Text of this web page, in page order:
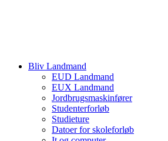
Bliv Landmand
EUD Landmand
EUX Landmand
Jordbrugsmaskinfører
Studenterforløb
Studieture
Datoer for skoleforløb